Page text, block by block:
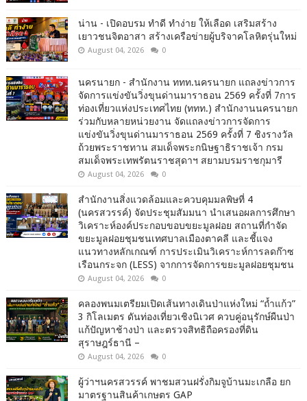
น่าน - เปิดอบรม ทำดี ทำง่าย ให้เลือด เสริมสร้าง
เยาวชนจิตอาสา สร้างเครือข่ายผู้บริจาคโลหิตรุ่นใหม่
August 04, 2026 0
นครนายก - สำนักงาน ททท.นครนายก แถลงข่าวการ
จัดการแข่งขันวิ่งขุนด่านมาราธอน 2569 ครั้งที่ 7การ
ท่องเที่ยวแห่งประเทศไทย (ททท.) สำนักงานนครนายก
ร่วมกับหลายหน่วยงาน จัดแถลงข่าวการจัดการ
แข่งขันวิ่งขุนด่านมาราธอน 2569 ครั้งที่ 7 ชิงรางวัล
ถ้วยพระราชทาน สมเด็จพระกนิษฐาธิราชเจ้า กรม
สมเด็จพระเทพรัตนราชสุดาฯ สยามบรมราชกุมารี
August 04, 2026 0
สำนักงานสิ่งแวดล้อมและควบคุมมลพิษที่ 4
(นครสวรรค์) จัดประชุมสัมมนา นำเสนอผลการศึกษา
วิเคราะห์องค์ประกอบขอบขยะมูลฝอย สถานที่กำจัด
ขยะมูลฝอยชุมชนเทศบาลเมืองตาคลี และชี้แจง
แนวทางหลักเกณฑ์ การประเมินวิเคราะห์การลดก๊าซ
เรือนกระจก (LESS) จากการจัดการขยะมูลฝอยชุมชน
August 04, 2026 0
คลองพนมเตรียมเปิดเส้นทางเดินป่าแห่งใหม่ “ถ้ำแก้ว”
3 กิโลเมตร ดันท่องเที่ยวเชิงนิเวศ ควบคู่อนุรักษ์ผืนป่า
แก้ปัญหาช้างป่า และตรวจสิทธิถือครองที่ดิน
สุราษฎร์ธานี –
August 04, 2026 0
ผู้ว่าฯนครสวรรค์ พาชมสวนฝรั่งกิมจูบ้านมะเกลือ ยก
มาตรฐานสินค้าเกษตร GAP